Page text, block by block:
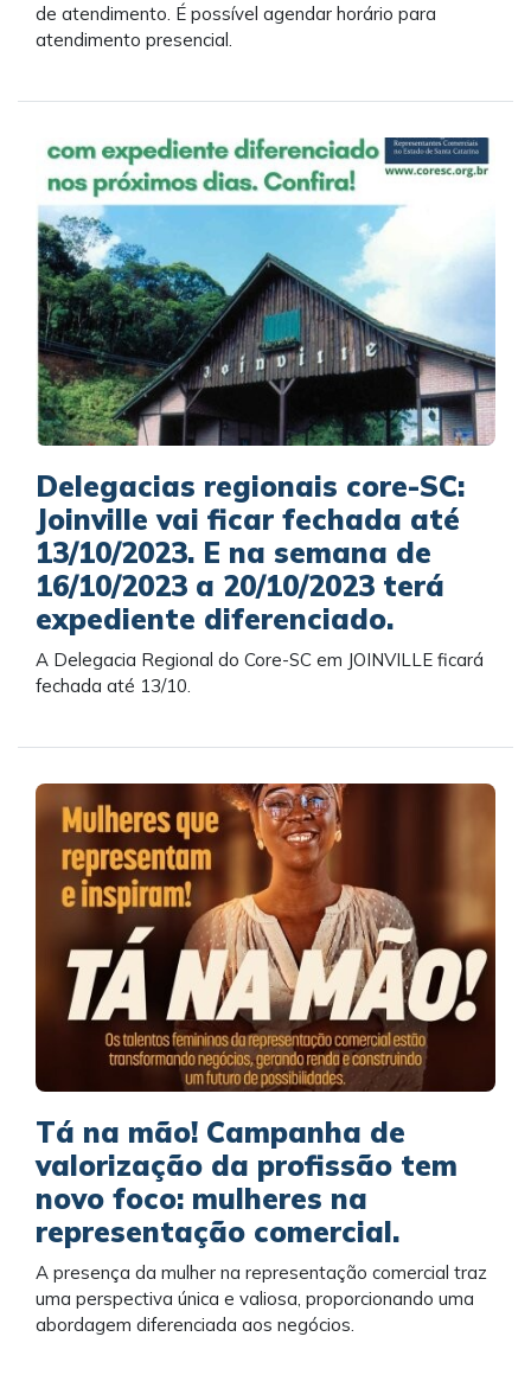
de atendimento. É possível agendar horário para
atendimento presencial.
Delegacias regionais core-SC:
Joinville vai ficar fechada até
13/10/2023. E na semana de
16/10/2023 a 20/10/2023 terá
expediente diferenciado.
A Delegacia Regional do Core-SC em JOINVILLE ficará
fechada até 13/10.
Tá na mão! Campanha de
valorização da profissão tem
novo foco: mulheres na
representação comercial.
A presença da mulher na representação comercial traz
uma perspectiva única e valiosa, proporcionando uma
abordagem diferenciada aos negócios.